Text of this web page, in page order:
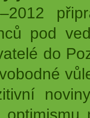
pod
do